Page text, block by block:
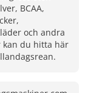
BCAA,
och andra
kan du hitta här